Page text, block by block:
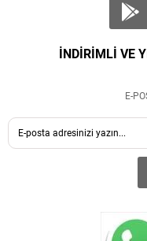
İNDİRİMLİ VE
E-